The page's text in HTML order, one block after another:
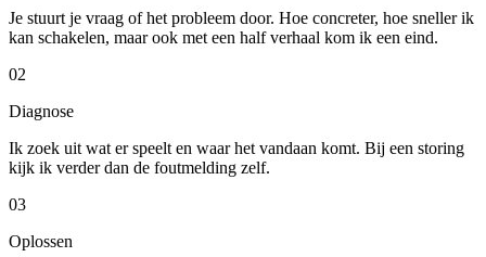
Je stuurt je vraag of het probleem door. Hoe concreter, hoe sneller ik
kan schakelen, maar ook met een half verhaal kom ik een eind.
02
Diagnose
Ik zoek uit wat er speelt en waar het vandaan komt. Bij een storing
kijk ik verder dan de foutmelding zelf.
03
Oplossen